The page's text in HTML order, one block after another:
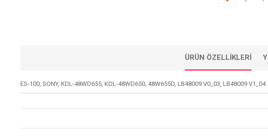
ÜRÜN ÖZELLIKLERI
ES-100, SONY, KDL-48WD655, KDL-48WD650, 48W655D, LB48009 V0_03, LB48009 V1_04